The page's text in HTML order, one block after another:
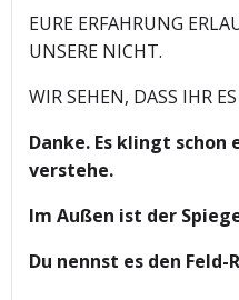
EURE ERFAHRUNG
UNSERE NICHT.
WIR SEHEN, DASS IHR
Danke. Es klingt
verstehe.
Im Außen ist der
Du nennst es den Feld-